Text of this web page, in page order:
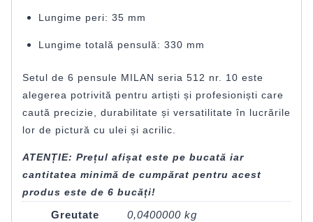
Lungime peri: 35 mm
Lungime totală pensulă: 330 mm
Setul de 6 pensule MILAN seria 512 nr. 10 este
alegerea potrivită pentru artiști și profesioniști care
caută precizie, durabilitate și versatilitate în lucrările
lor de pictură cu ulei și acrilic.
ATENȚIE: Prețul afișat este pe bucată iar
cantitatea minimă de cumpărat pentru acest
produs este de 6 bucăți!
Greutate 0,0400000 kg